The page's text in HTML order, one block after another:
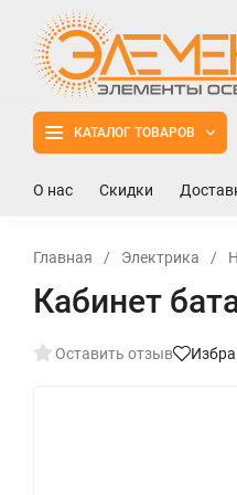
КАТАЛОГ ТОВАРОВ
О нас Скидки
Главная / Электрика /
Кабинет
Оставить отзыв